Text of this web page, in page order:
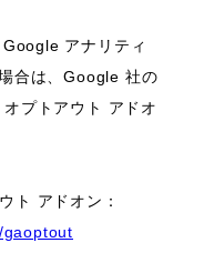
アナリティ
合は、Google 社の
プトアウト アドオ
ト アドオン：